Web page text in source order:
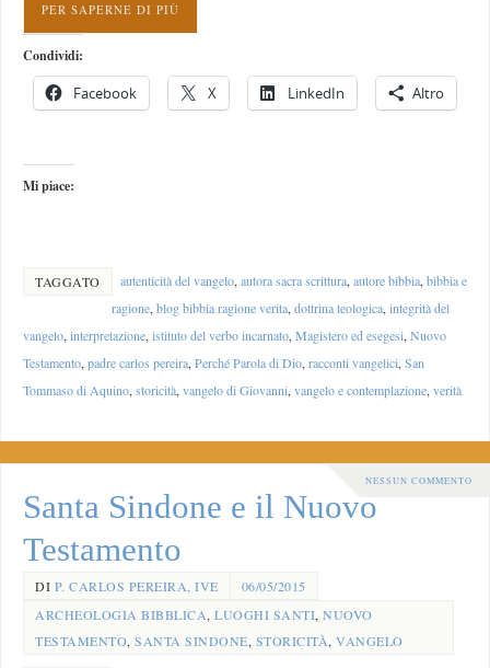
PER SAPERNE DI PIÙ
Condividi:
Facebook X LinkedIn Altro
Mi piace:
TAGGATO autenticità del vangelo,autora sacra scrittura,autore bibbia,bibbia e
ragione,blog bibbia ragione verita,dottrina teologica,integrità del
vangelo,interpretazione,istituto del verbo incarnato,Magistero ed esegesi,Nuovo
Testamento,padre carlos pereira,Perché Parola di Dio,racconti vangelici,San
Tommaso di Aquino,storicità,vangelo di Giovanni,vangelo e contemplazione,verità
NESSUN COMMENTO
Santa Sindone e il Nuovo
Testamento
DI P. CARLOS PEREIRA, IVE
06/05/2015
ARCHEOLOGIA BIBBLICA,LUOGHI SANTI,NUOVO
TESTAMENTO,SANTA SINDONE, STORICITÀ,VANGELO